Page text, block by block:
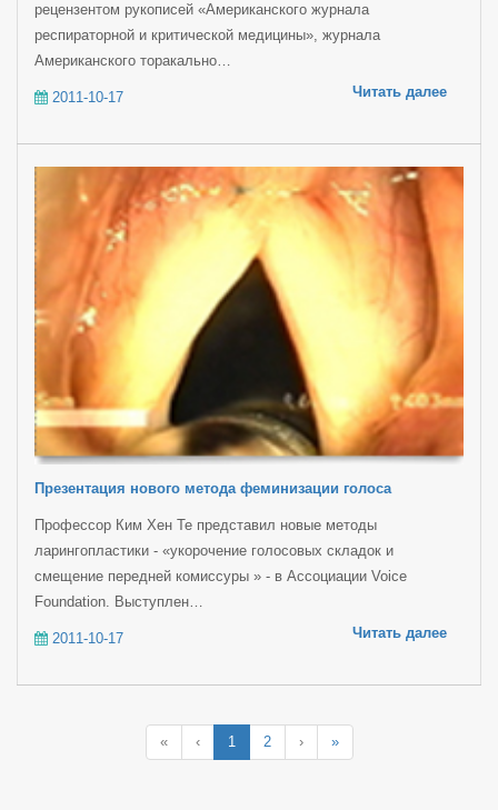
рецензентом рукописей «Американского журнала
респираторной и критической медицины», журнала
Американского торакально…
2011-10-17 Читать далее
Презентация нового метода феминизации голоса
Профессор Ким Хен Те представил новые методы
ларингопластики - «укорочение голосовых складок и
смещение передней комиссуры » - в Ассоциации Voice
Foundation. Выступлен…
2011-10-17 Читать далее
« ‹ 1 2 › »